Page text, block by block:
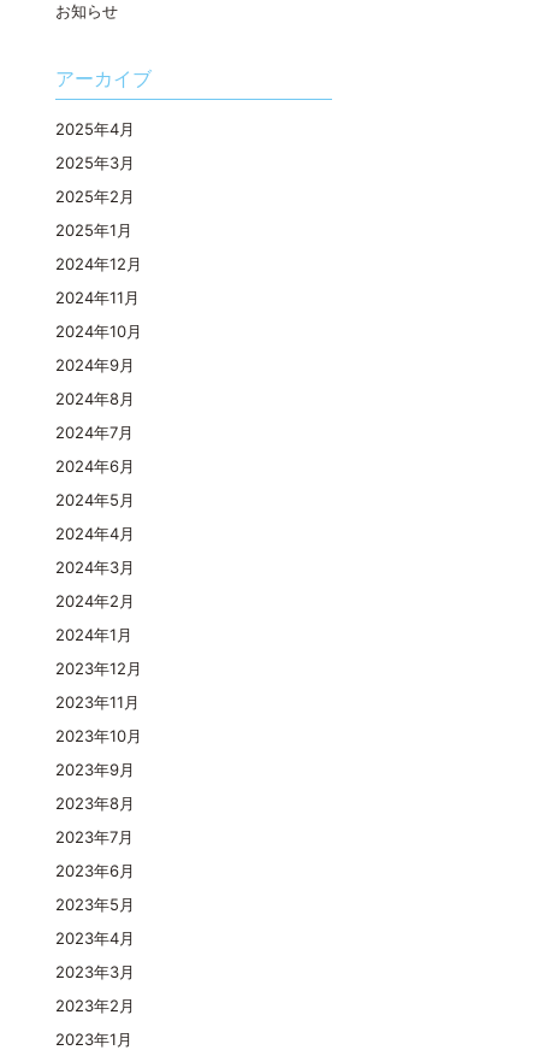
お知らせ
アーカイブ
2025年4月
2025年3月
2025年2月
2025年1月
2024年12月
2024年11月
2024年10月
2024年9月
2024年8月
2024年7月
2024年6月
2024年5月
2024年4月
2024年3月
2024年2月
2024年1月
2023年12月
2023年11月
2023年10月
2023年9月
2023年8月
2023年7月
2023年6月
2023年5月
2023年4月
2023年3月
2023年2月
2023年1月